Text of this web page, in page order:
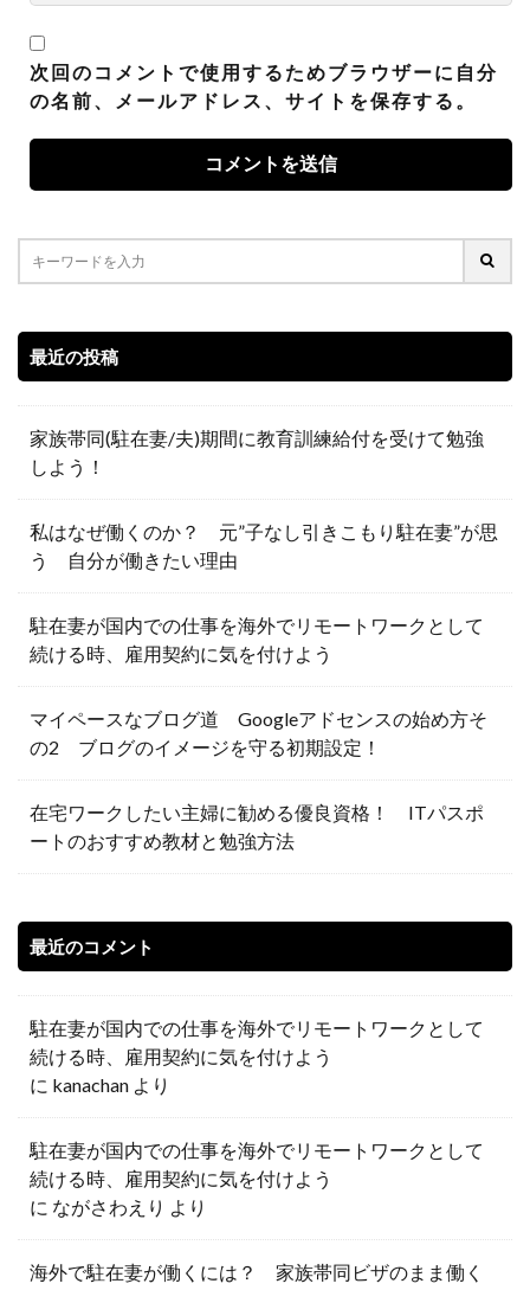
次回のコメントで使用するためブラウザーに自分
の名前、メールアドレス、サイトを保存する。
最近の投稿
家族帯同(駐在妻/夫)期間に教育訓練給付を受けて勉強
しよう！
私はなぜ働くのか？ 元”子なし引きこもり駐在妻”が思
う 自分が働きたい理由
駐在妻が国内での仕事を海外でリモートワークとして
続ける時、雇用契約に気を付けよう
マイペースなブログ道 Googleアドセンスの始め方そ
の2 ブログのイメージを守る初期設定！
在宅ワークしたい主婦に勧める優良資格！ ITパスポ
ートのおすすめ教材と勉強方法
最近のコメント
駐在妻が国内での仕事を海外でリモートワークとして
続ける時、雇用契約に気を付けよう
に kanachan より
駐在妻が国内での仕事を海外でリモートワークとして
続ける時、雇用契約に気を付けよう
に ながさわえり より
海外で駐在妻が働くには？ 家族帯同ビザのまま働く